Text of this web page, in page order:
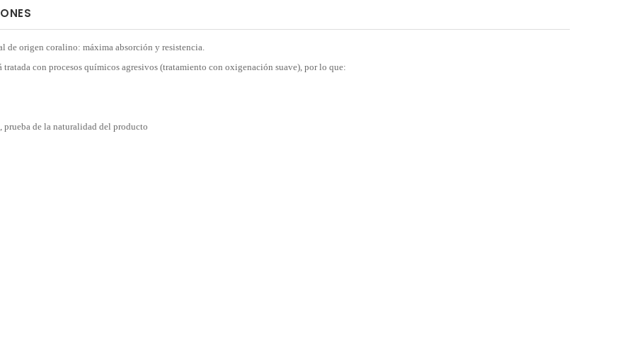
de origen coralino: máxima absorción y resistencia.
tratada con procesos químicos agresivos (tratamiento con oxigenación suave), por lo que:
prueba de la naturalidad del producto